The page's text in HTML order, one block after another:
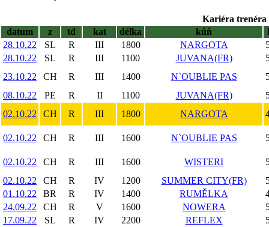
Kariéra trenéra
datum
z td kat délka kůň
28.10.22
SL R III 1800 NARGOTA
28.10.22
SL R III 1100 JUVANA(FR)
23.10.22
CH R III 1400 N`OUBLIE PAS
08.10.22
PE R II 1100 JUVANA(FR)
02.10.22
CH R III 1800 NARGOTA
02.10.22 CH R III 1600 N`OUBLIE PAS
02.10.22 CH R III 1600 WISTERI
02.10.22
CH R IV 1200 SUMMER CITY(FR)
01.10.22
BR R IV 1400 RUMĚLKA
24.09.22
CH R V 1600 NOWERA
17.09.22
SL R IV 2200 REFLEX